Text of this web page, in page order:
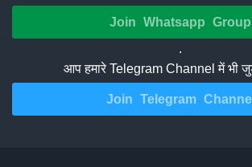
Join Whatsapp Group
.
आप हमारे Telegram Channel में भी
Join Telegram Channel